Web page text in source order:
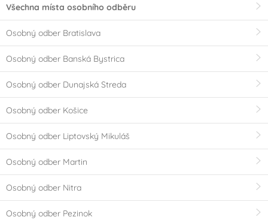
Všechna místa osobního odběru
Osobný odber Bratislava
Osobný odber Banská Bystrica
Osobný odber Dunajská Streda
Osobný odber Košice
Osobný odber Liptovský Mikuláš
Osobný odber Martin
Osobný odber Nitra
Osobný odber Pezinok